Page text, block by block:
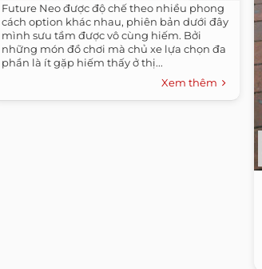
Future Neo được độ chế theo nhiều phong
cách option khác nhau, phiên bản dưới đây
mình sưu tầm được vô cùng hiếm. Bởi
những món đồ chơi mà chủ xe lựa chọn đa
phần là ít gặp hiếm thấy ở thị...
Xem thêm